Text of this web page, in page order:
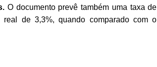
O documento prevê também uma taxa de
de 3,3%, quando comparado com o